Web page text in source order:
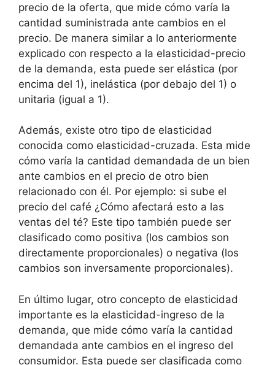
precio de la oferta, que mide cómo varía la
cantidad suministrada ante cambios en el
precio. De manera similar a lo anteriormente
explicado con respecto a la elasticidad-precio
de la demanda, esta puede ser elástica (por
encima del 1), inelástica (por debajo del 1) o
unitaria (igual a 1).
Además, existe otro tipo de elasticidad
conocida como elasticidad-cruzada. Esta mide
cómo varía la cantidad demandada de un bien
ante cambios en el precio de otro bien
relacionado con él. Por ejemplo: si sube el
precio del café ¿Cómo afectará esto a las
ventas del té? Este tipo también puede ser
clasificado como positiva (los cambios son
directamente proporcionales) o negativa (los
cambios son inversamente proporcionales).
En último lugar, otro concepto de elasticidad
importante es la elasticidad-ingreso de la
demanda, que mide cómo varía la cantidad
demandada ante cambios en el ingreso del
consumidor. Esta puede ser clasificada como